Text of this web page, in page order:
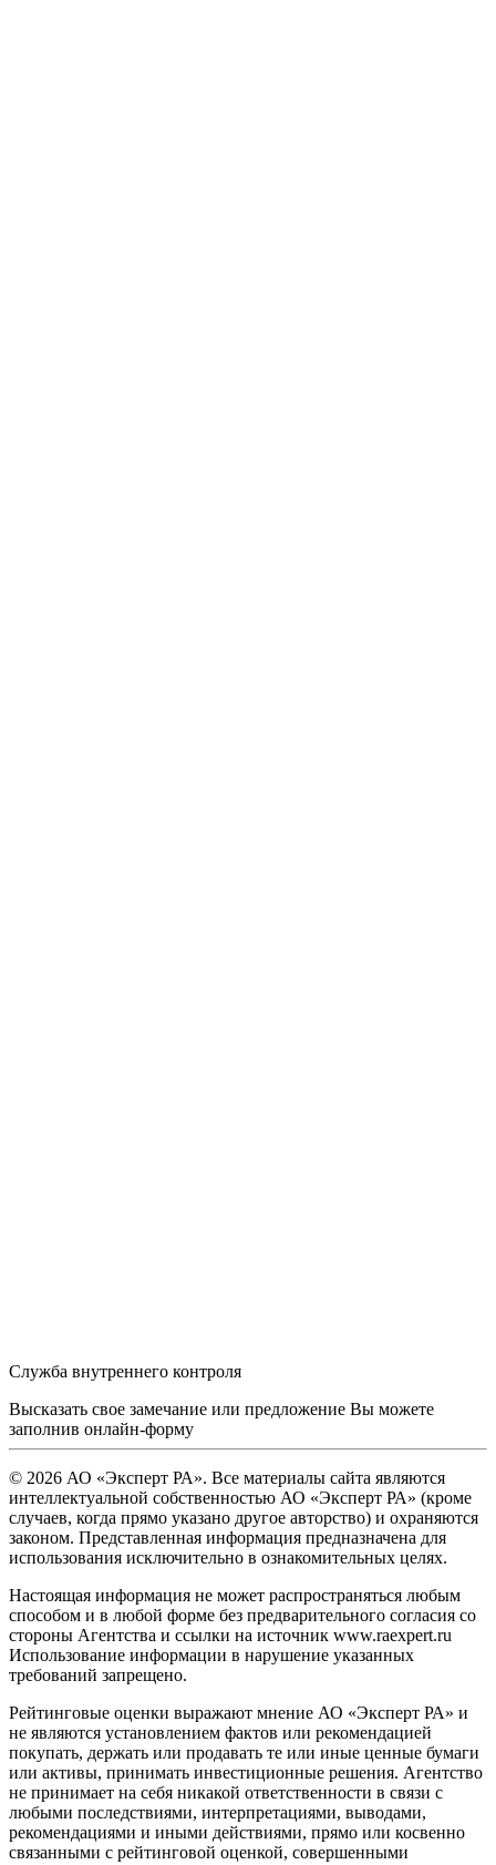
Служба внутреннего контроля
Высказать свое замечание или предложение Вы можете
заполнив онлайн-форму
© 2026 АО «Эксперт РА». Все материалы сайта являются
интеллектуальной собственностью АО «Эксперт РА» (кроме
случаев, когда прямо указано другое авторство) и охраняются
законом. Представленная информация предназначена для
использования исключительно в ознакомительных целях.
Настоящая информация не может распространяться любым
способом и в любой форме без предварительного согласия со
стороны Агентства и ссылки на источник www.raexpert.ru
Использование информации в нарушение указанных
требований запрещено.
Рейтинговые оценки выражают мнение АО «Эксперт РА» и
не являются установлением фактов или рекомендацией
покупать, держать или продавать те или иные ценные бумаги
или активы, принимать инвестиционные решения. Агентство
не принимает на себя никакой ответственности в связи с
любыми последствиями, интерпретациями, выводами,
рекомендациями и иными действиями, прямо или косвенно
связанными с рейтинговой оценкой, совершенными